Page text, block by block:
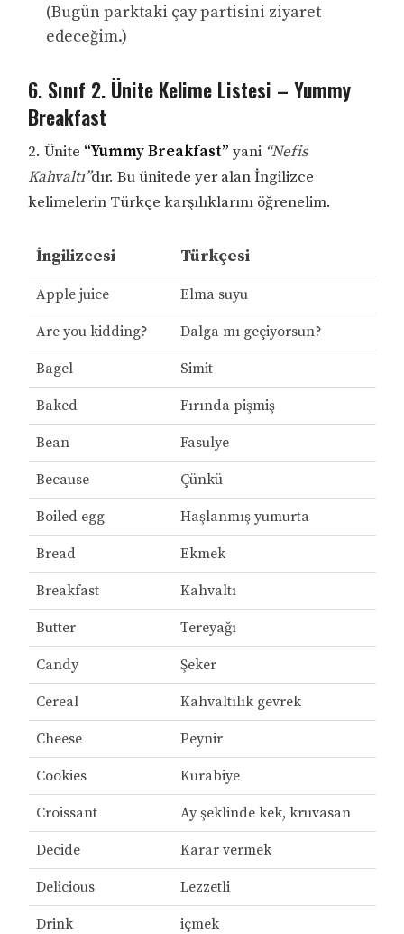
(Bugün parktaki çay partisini ziyaret
edeceğim.)
6. Sınıf 2. Ünite Kelime Listesi – Yummy
Breakfast
2. Ünite “Yummy Breakfast” yani “Nefis
Kahvaltı”dır. Bu ünitede yer alan İngilizce
kelimelerin Türkçe karşılıklarını öğrenelim.
İngilizcesi Türkçesi
Apple juice Elma suyu
Are you kidding? Dalga mı geçiyorsun?
Bagel Simit
Baked Fırında pişmiş
Bean Fasulye
Because Çünkü
Boiled egg Haşlanmış yumurta
Bread Ekmek
Breakfast Kahvaltı
Butter Tereyağı
Candy Şeker
Cereal Kahvaltılık gevrek
Cheese Peynir
Cookies Kurabiye
Croissant Ay şeklinde kek, kruvasan
Decide Karar vermek
Delicious Lezzetli
Drink içmek